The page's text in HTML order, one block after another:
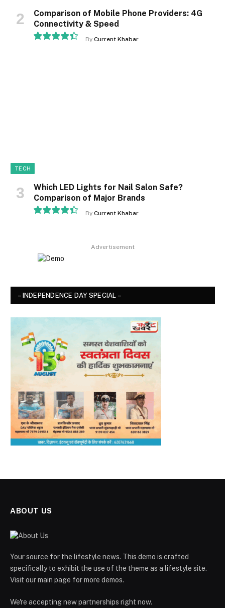
Comparison of Mobile Phone Providers: 4G
Connectivity & Speed
By Current Khabar
TECH
Which LED Lights for Nail Salon Safe?
Comparison of Major Brands
By Current Khabar
Advertisement
– INDEPENDENCE DAY SPECIAL –
ABOUT US
Your source for the lifestyle news. This demo is crafted
specifically to exhibit the use of the theme as a lifestyle site.
Visit our main page for more demos.
We're accepting new partnerships right now.